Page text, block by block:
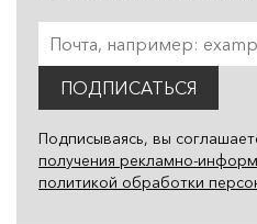
ПОДПИСАТЬСЯ
Подписываясь, вы
получения рекламно-
политикой обработки